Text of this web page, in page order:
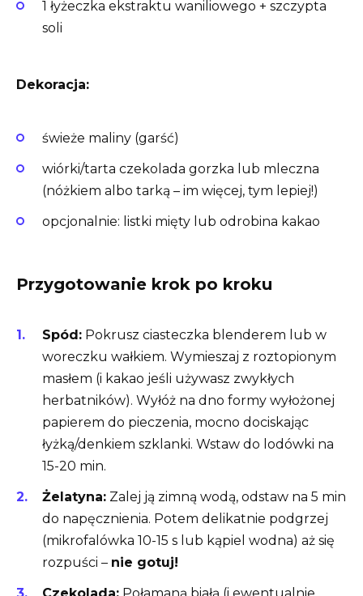
1 łyżeczka ekstraktu waniliowego + szczypta
soli
Dekoracja:
świeże maliny (garść)
wiórki/tarta czekolada gorzka lub mleczna
(nóżkiem albo tarką – im więcej, tym lepiej!)
opcjonalnie: listki mięty lub odrobina kakao
Przygotowanie krok po kroku
Spód: Pokrusz ciasteczka blenderem lub w
woreczku wałkiem. Wymieszaj z roztopionym
masłem (i kakao jeśli używasz zwykłych
herbatników). Wyłóż na dno formy wyłożonej
papierem do pieczenia, mocno dociskając
łyżką/denkiem szklanki. Wstaw do lodówki na
15-20 min.
Żelatyna: Zalej ją zimną wodą, odstaw na 5 min
do napęcznienia. Potem delikatnie podgrzej
(mikrofalówka 10-15 s lub kąpiel wodna) aż się
rozpuści – nie gotuj!